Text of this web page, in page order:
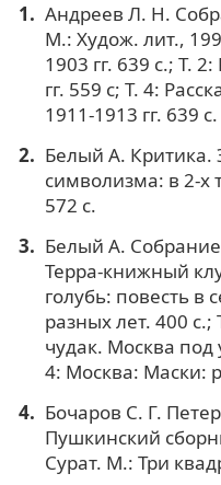
Андреев Л. Н.
М.: Худож. лит.,
1903 гг. 639 с.; Т.
гг. 559 с; Т. 4:
1911-1913 гг. 639 с.
Белый А. Критика.
символизма: в 2-х
572 с.
Белый А.
Терра-книжный
голубь: повесть в
разных лет. 400
чудак. Москва
4: Москва: Маски:
Бочаров С. Г.
Пушкинский
Сурат. М.: Три